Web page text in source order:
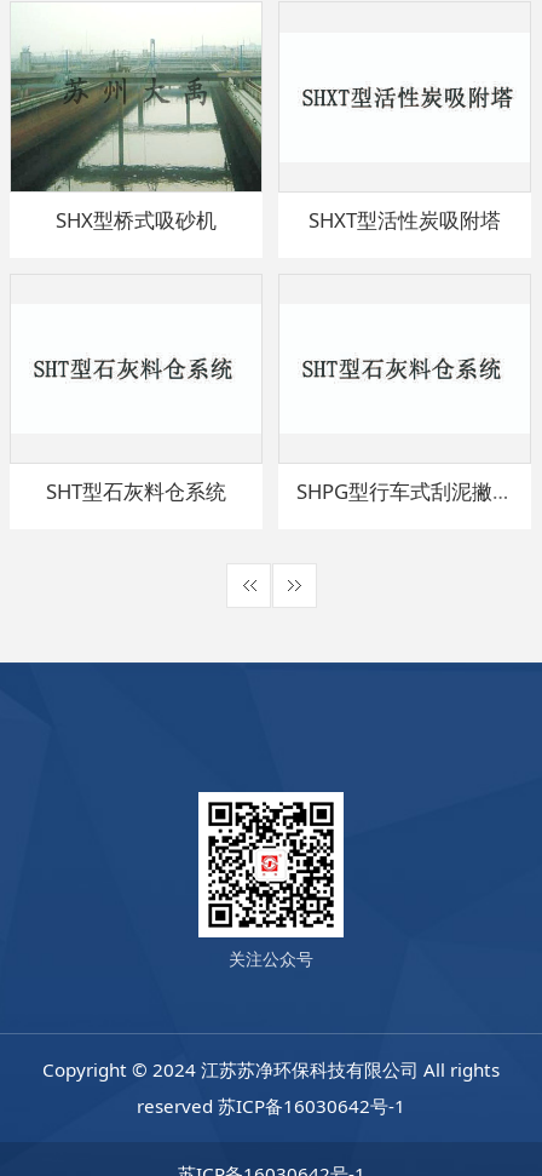
SHX型桥式吸砂机 SHXT型活性炭吸附塔
SHT型石灰料仓系统 SHPG型行车式刮泥撇渣机
关注公众号
Copyright © 2024 江苏苏净环保科技有限公司 All rights
reserved 苏ICP备16030642号-1